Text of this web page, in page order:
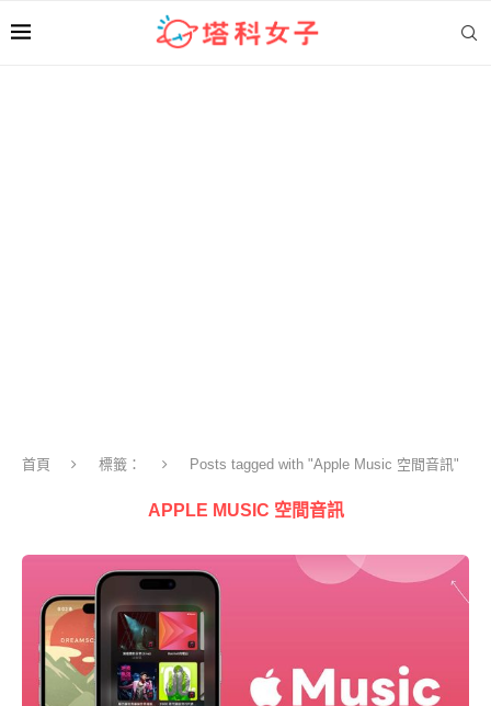
首頁 標籤： Posts tagged with "Apple Music 空間音訊"
APPLE MUSIC 空間音訊